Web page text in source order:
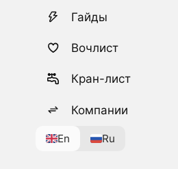
Гайды
Вочлист
Кран-лист
Компании
En Ru